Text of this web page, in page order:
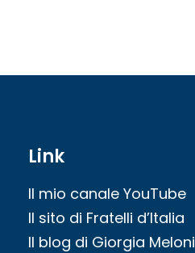
Link
Il mio canale YouTube
Il sito di Fratelli d’Italia
Il blog di Giorgia Meloni